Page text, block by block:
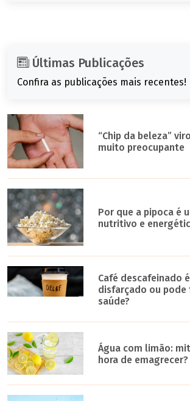
Últimas Publicações
Confira as publicações mais recentes!
“Chip da beleza”
muito preocupante
Por que a pipoca é
nutritivo e
Café descafeinado
disfarçado ou pode
saúde?
Água com limão:
hora de emagrecer?